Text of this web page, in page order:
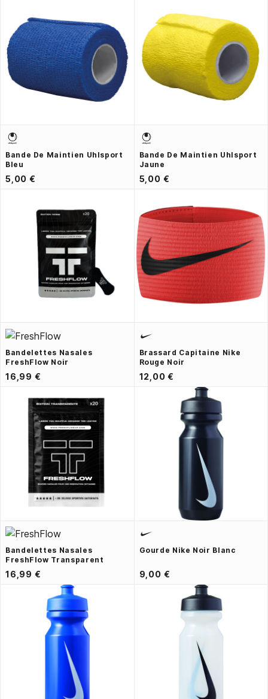
Bande De Maintien Uhlsport
Bleu
5,00 €
Bande De Maintien Uhlsport
Jaune
5,00 €
Bandelettes Nasales
FreshFlow Noir
16,99 €
Brassard Capitaine Nike
Rouge Noir
12,00 €
Bandelettes Nasales
FreshFlow Transparent
16,99 €
Gourde Nike Noir Blanc
9,00 €